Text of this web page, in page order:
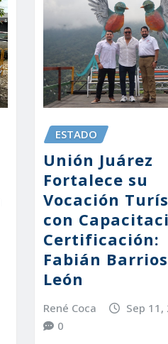
ESTADO
Unión Juárez
Fortalece su
Vocación
con
Certificación:
Fabián
León
René Coca
Sep 11,
0